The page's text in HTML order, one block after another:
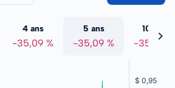
4 ans
-35,09 %
5 ans
-35,09 %
10 ans
-35,09 %